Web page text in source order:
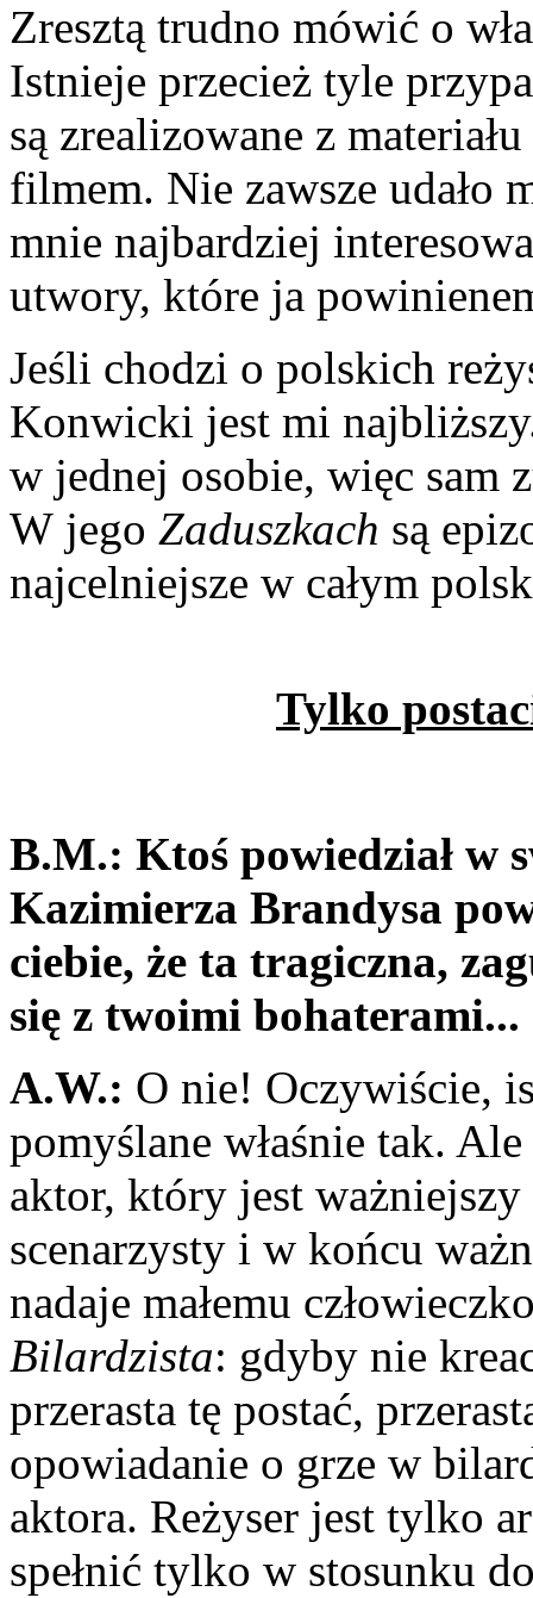
Zresztą trudno mówić o
Istnieje przecież tyle
są zrealizowane z
filmem. Nie zawsze udało
mnie najbardziej
utwory, które ja
Jeśli chodzi o polskich
Konwicki jest mi
w jednej osobie, więc sam
W jego Zaduszkach są
najcelniejsze w całym
Tylko
B.M.: Ktoś powiedział w
Kazimierza Brandysa
ciebie, że ta tragiczna,
się z twoimi bohaterami...
A.W.: O nie! Oczywiście,
pomyślane właśnie tak.
aktor, który jest
scenarzysty i w końcu
nadaje małemu
Bilardzista: gdyby nie
przerasta tę postać,
opowiadanie o grze w
aktora. Reżyser jest tylko
spełnić tylko w stosunku